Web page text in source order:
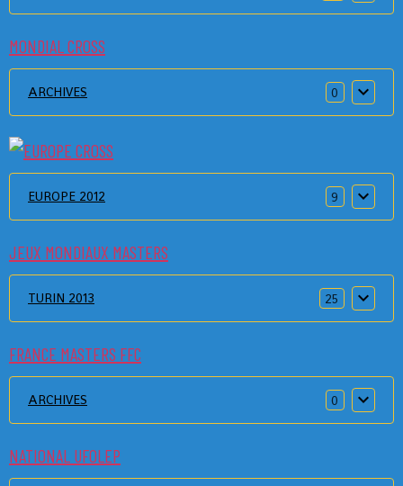
MONDIAL CROSS
ARCHIVES 0
EUROPE 2012 9
JEUX MONDIAUX MASTERS
TURIN 2013 25
FRANCE MASTERS FFC
ARCHIVES 0
NATIONAL UFOLEP